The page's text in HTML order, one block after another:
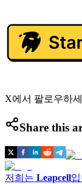
X에서 팔로우하
Share this
저희는 Leapcell